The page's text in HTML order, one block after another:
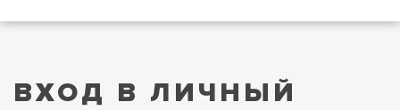
ВХОД В ЛИЧНЫЙ